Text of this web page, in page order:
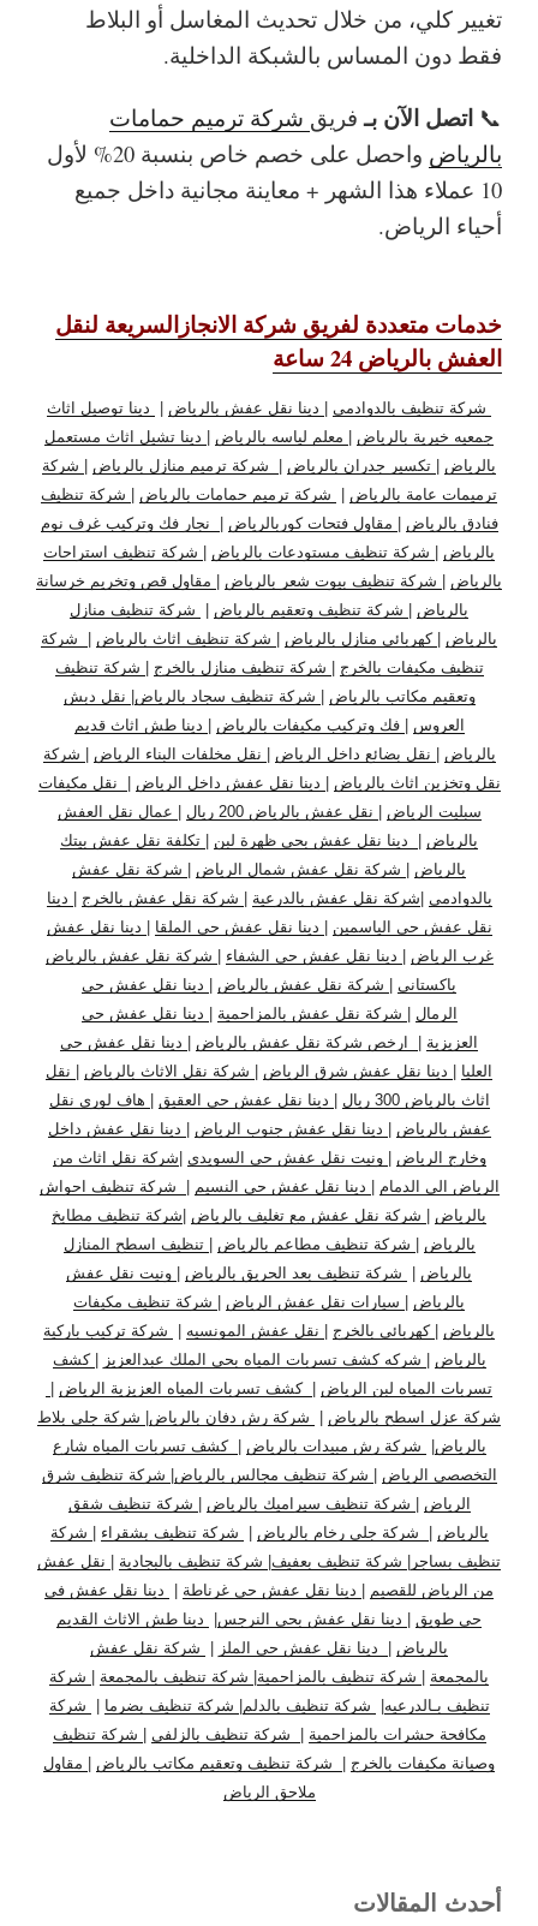
تغيير كلي، من خلال تحديث المغاسل أو البلاط
فقط دون المساس بالشبكة الداخلية.
📞 اتصل الآن بـ فريق شركة ترميم حمامات
بالرياض
واحصل على خصم خاص بنسبة 20% لأول
10 عملاء هذا الشهر + معاينة مجانية داخل جميع
أحياء الرياض.
خدمات متعددة لفريق شركة الانجازالسريعة لنقل
العفش بالرياض 24 ساعة
شركة تنظيف بالدوادمي | دينا نقل عفش بالرياض |
دينا توصيل اثاث
جمعيه خيرية بالرياض | معلم لياسه بالرياض | دينا تشيل اثاث مستعمل
بالرياض | تكسير جدران بالرياض | شركة ترميم منازل بالرياض | شركة
ترميمات عامة بالرياض | شركة ترميم حمامات بالرياض | شركة تنظيف
فنادق بالرياض | مقاول فتحات كوربالرياض | نجار فك وتركيب غرف نوم
بالرياض | شركة تنظيف مستودعات بالرياض | شركة تنظيف استراحات
بالرياض | شركة تنظيف بيوت شعر بالرياض | مقاول قص وتخريم خرسانة
بالرياض | شركة تنظيف وتعقيم بالرياض |
شركة تنظيف منازل
بالرياض | كهربائي منازل بالرياض | شركة تنظيف اثاث بالرياض | شركة
تنظيف مكيفات بالخرج | شركة تنظيف منازل بالخرج | شركة تنظيف
وتعقيم مكاتب بالرياض | شركة تنظيف سجاد بالرياض| نقل دبش
العروس | فك وتركيب مكيفات بالرياض | دينا طش اثاث قديم
بالرياض | نقل بضائع داخل الرياض | نقل مخلفات البناء الرياض | شركة
نقل وتخزين اثاث بالرياض | دينا نقل عفش داخل الرياض | نقل مكيفات
سبليت الرياض | نقل عفش بالرياض 200 ريال | عمال نقل العفش
بالرياض | دينا نقل عفش بحي ظهرة لبن | تكلفة نقل عفش بيتك
بالرياض | شركة نقل عفش شمال الرياض | شركة نقل عفش
بالدوادمي |شركة نقل عفش بالدرعية | شركة نقل عفش بالخرج | دينا
نقل عفش حي الياسمين | دينا نقل عفش حي الملقا | دينا نقل عفش
غرب الرياض | دينا نقل عفش حي الشفاء | شركة نقل عفش بالرياض
باكستاني | شركة نقل عفش بالرياض | دينا نقل عفش حي
الرمال | شركة نقل عفش بالمزاحمية | دينا نقل عفش حي
العزيزية | ارخص شركة نقل عفش بالرياض | دينا نقل عفش حي
العليا | دينا نقل عفش شرق الرياض | شركة نقل الاثاث بالرياض | نقل
اثاث بالرياض 300 ريال
| دينا نقل عفش حي العقيق | هاف لوري نقل
عفش بالرياض | دينا نقل عفش جنوب الرياض | دينا نقل عفش داخل
وخارج الرياض | ونيت نقل عفش حي السويدي |شركة نقل اثاث من
الرياض الى الدمام | دينا نقل عفش حي النسيم | شركة تنظيف احواش
بالرياض | شركة نقل عفش مع تغليف بالرياض |شركة تنظيف مطابخ
بالرياض | شركة تنظيف مطاعم بالرياض | تنظيف اسطح المنازل
بالرياض | شركة تنظيف بعد الحريق بالرياض | ونيت نقل عفش
بالرياض | سيارات نقل عفش الرياض | شركة تنظيف مكيفات
بالرياض | كهربائي بالخرج | نقل عفش المونسيه |
شركة تركيب باركية
بالرياض | شركه كشف تسربات المياه بحي الملك عبدالعزيز | كشف
تسربات المياه لبن الرياض | كشف تسربات المياه العزيزية الرياض |
شركة عزل اسطح بالرياض | شركة رش دفان بالرياض| شركة جلي بلاط
بالرياض| شركة رش مبيدات بالرياض | كشف تسربات المياه شارع
التخصصي الرياض | شركة تنظيف مجالس بالرياض| شركة تنظيف شرق
الرياض | شركة تنظيف سيراميك بالرياض | شركة تنظيف شقق
بالرياض | شركة جلى رخام بالرياض | شركة تنظيف بشقراء | شركة
تنظيف بساجر | شركة تنظيف بعفيف| شركة تنظيف بالبجادية | نقل عفش
من الرياض للقصيم | دينا نقل عفش حي غرناطة |
دينا نقل عفش في
حي طويق | دينا نقل عفش بحي النرجس|
دينا طش الاثاث القديم
بالرياض | دينا نقل عفش حي الملز |
شركة نقل عفش
بالمجمعة | شركة تنظيف بالمزاحمية| شركة تنظيف بالمجمعة | شركة
تنظيف بـالدرعيه| شركة تنظيف بالدلم| شركة تنظيف بضرما |
شركة
مكافحة حشرات بالمزاحمية | شركة تنظيف بالزلفي | شركة تنظيف
وصيانة مكيفات بالخرج | شركة تنظيف وتعقيم مكاتب بالرياض | مقاول
ملاحق الرياض
أحدث المقالات